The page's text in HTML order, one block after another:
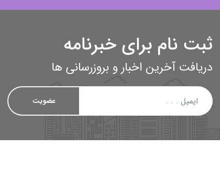
نام برای خبرنامه
آخرین اخبار و بروزرسانی ها